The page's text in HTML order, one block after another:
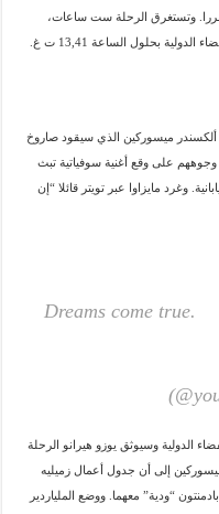
كما كان مقررا. وتستغرق الرحلة ست ساعات،
بحلول الساعة 13,41 ت غ.
ألكسندر ميسوركين الذي سيقود صاروخ
على وقع أغنية سوفياتية تبث
وغرد مايزاوا عبر تويتر قائلا “إن
Dreams come true.
يوما في محطة الفضاء الدولية وسيوثق يوزو هيرانو الرحلة
إلى أن جدول أعمال زميليه
“ودية” معهما. ووضع الملياردير